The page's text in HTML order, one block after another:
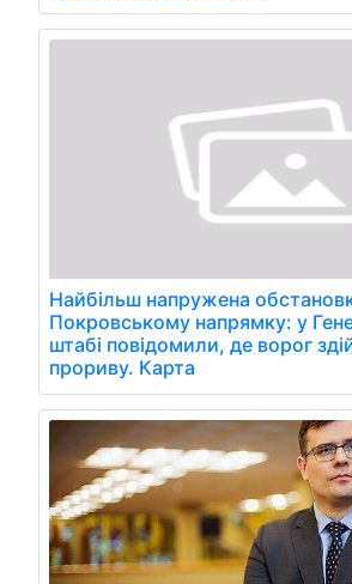
Найбільш напружена
Покровському напрямку: у
штабі повідомили, де ворог
прориву. Карта